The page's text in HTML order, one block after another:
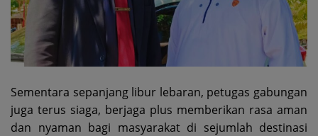
Sementara sepanjang libur lebaran, petugas gabungan
juga terus siaga, berjaga plus memberikan rasa aman
dan nyaman bagi masyarakat di sejumlah destinasi